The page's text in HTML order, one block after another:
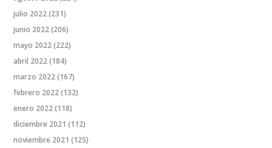
julio 2022(231)
junio 2022(206)
mayo 2022(222)
abril 2022(184)
marzo 2022(167)
febrero 2022(132)
enero 2022(118)
diciembre 2021 (112)
noviembre 2021 (125)